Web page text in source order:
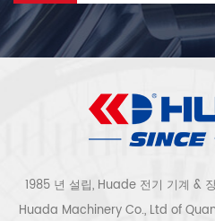
1985 년 설립, Huade 전기 기계 &
Huada Machinery Co., Ltd of